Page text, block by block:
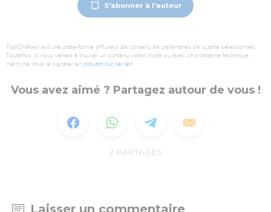
S'abonner à l'auteur
TopChrétien est une plate-forme diffuseur de contenu de partenaires de qualité sélectionnés.
Toutefois, si vous veniez à trouver un contenu vidéo illicite ou avec un problème technique,
merci de nous le signaler en cliquant sur ce lien.
Vous avez aimé ? Partagez autour de vous !
2 PARTAGES